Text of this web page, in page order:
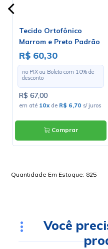
Tecido Ortofônico
Marrom e Preto Padrão
203-1-10 - Largura 1,30m
- Preço por Metro
R$ 60,30
no PIX ou Boleto com 10% de
desconto
R$ 67,00
em até 10xde R$ 6,70 s/ juros
Comprar
Quantidade Em Estoque: 825
Você